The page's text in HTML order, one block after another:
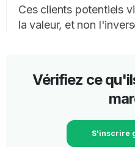
Ces clients potentiels
la valeur, et non
Vérifiez ce
S'inscrire